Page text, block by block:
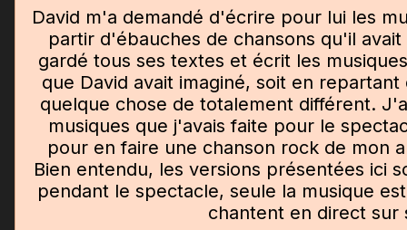
David m'a demandé d'écrire pour lui les
partir d'ébauches de chansons qu'il
gardé tous ses textes et écrit les
que David avait imaginé, soit en
quelque chose de totalement différent.
musiques que j'avais faite pour le
pour en faire une chanson rock de mon
Bien entendu, les versions présentées ici
pendant le spectacle, seule la musique
chantent en direct sur